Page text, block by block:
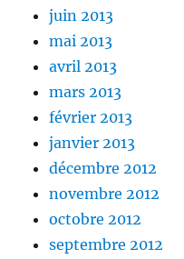
juin 2013
mai 2013
avril 2013
mars 2013
février 2013
janvier 2013
décembre 2012
novembre 2012
octobre 2012
septembre 2012